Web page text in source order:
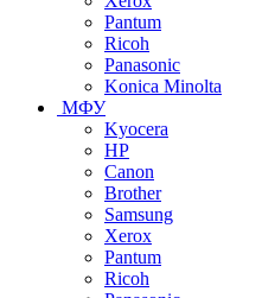
Pantum
Ricoh
Panasonic
Konica Minolta
МФУ
Kyocera
HP
Canon
Brother
Samsung
Xerox
Pantum
Ricoh